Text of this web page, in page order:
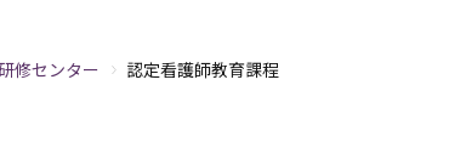
修センター 認定看護師教育課程